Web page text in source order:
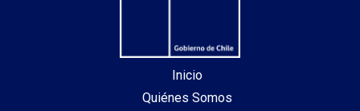
Inicio
Quiénes Somos